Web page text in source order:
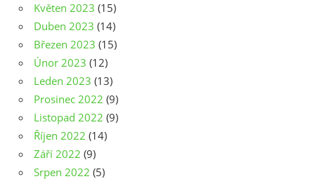
Květen 2023 (15)
Duben 2023 (14)
Březen 2023 (15)
Únor 2023 (12)
Leden 2023 (13)
Prosinec 2022 (9)
Listopad 2022 (9)
Říjen 2022 (14)
Září 2022 (9)
Srpen 2022 (5)